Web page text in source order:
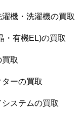
濯機・洗濯機の買取
・有機EL)の買取
取
ーの買取
ステムの買取